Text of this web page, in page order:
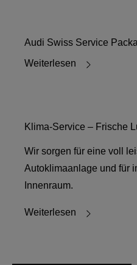
Audi Swiss Service
Weiterlesen
Klima-Service – Frische
Wir sorgen für eine voll
Autoklimaanlage und für
Innenraum.
Weiterlesen